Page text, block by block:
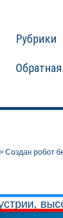
Рубрики
Создан робот